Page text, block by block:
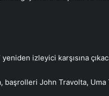
izleyici karşısına
başrolleri John Travolta,